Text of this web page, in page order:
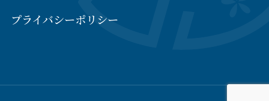
プライバシーポリシー